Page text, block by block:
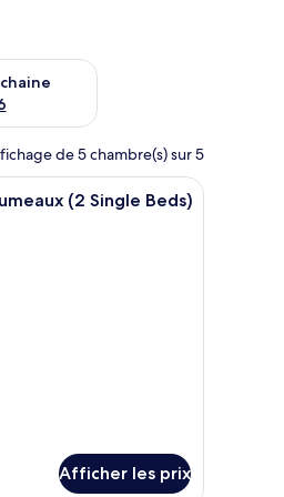
la fin de semaine prochaine août
de 5 chambre(s) sur 5
supérieure, 2 lits jumeaux (2
(2 Single Beds)
Afficher les prix